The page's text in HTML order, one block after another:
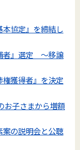
協定』を締結し
者』選定 ～移譲
獲得者』を決定
子さまから増額
案の説明会と公聴